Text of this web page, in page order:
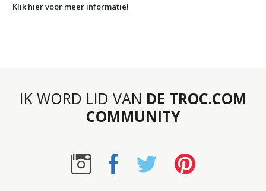
Klik hier voor meer informatie!
IK WORD LID VAN DE TROC.COM
COMMUNITY